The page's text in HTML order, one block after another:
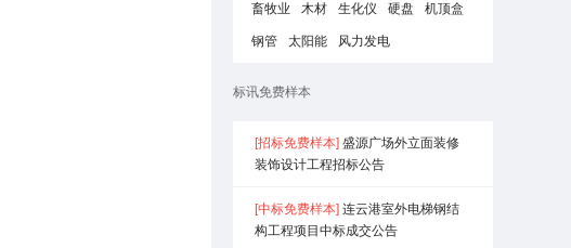
畜牧业 木材 生化仪 硬盘 机顶盒
钢管 太阳能 风力发电
标讯免费样本
[招标免费样本] 盛源广场外立面装修
装饰设计工程招标公告
[中标免费样本] 连云港室外电梯钢结
构工程项目中标成交公告